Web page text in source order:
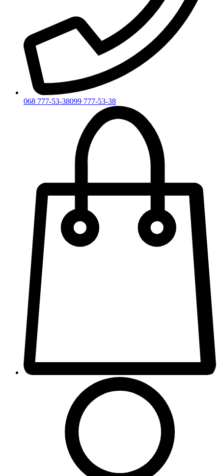
068 777-53-38099 777-53-38